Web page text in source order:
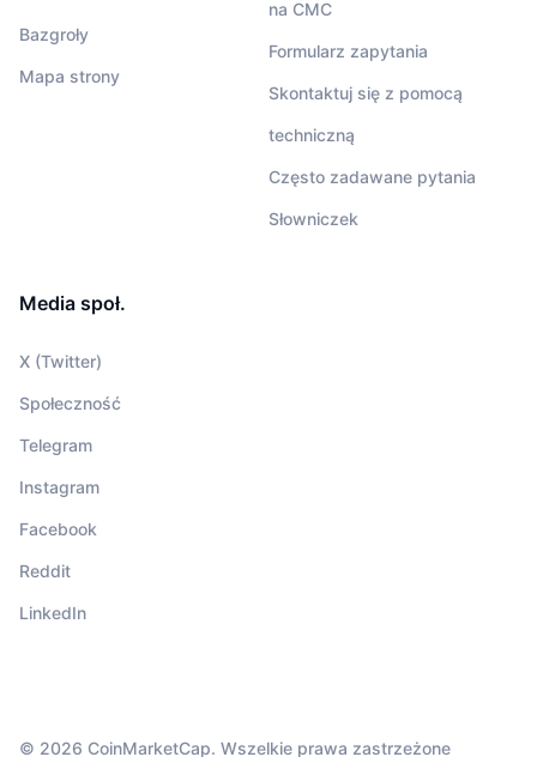
Bazgroły
Mapa strony
na CMC
Formularz zapytania
Skontaktuj się z pomocą
techniczną
Często zadawane pytania
Słowniczek
Media społ.
X (Twitter)
Społeczność
Telegram
Instagram
Facebook
Reddit
LinkedIn
© 2026 CoinMarketCap. Wszelkie prawa zastrzeżone